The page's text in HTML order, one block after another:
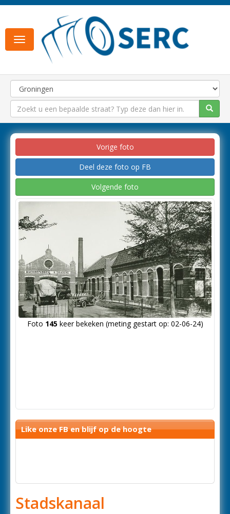
Toggle
navigation
Vorige foto
Deel deze foto op FB
Volgende foto
Foto 145keer bekeken (meting gestart op: 02-06-24)
Like onze FB en blijf op de hoogte
Stadskanaal